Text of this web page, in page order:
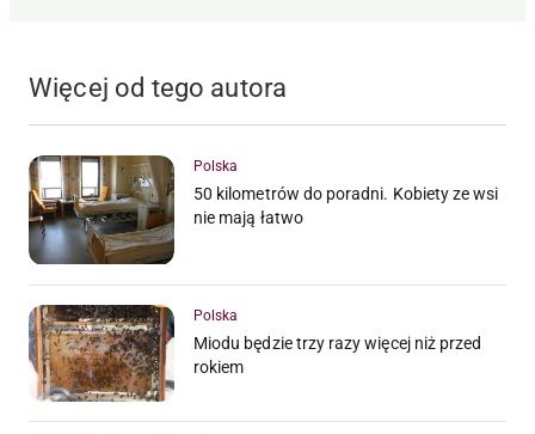
Więcej od tego autora
Polska
50 kilometrów do poradni. Kobiety ze wsi
nie mają łatwo
Polska
Miodu będzie trzy razy więcej niż przed
rokiem